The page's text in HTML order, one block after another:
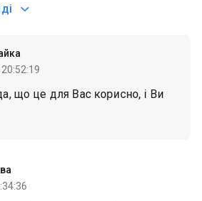
що це для Вас корисно, і Ви